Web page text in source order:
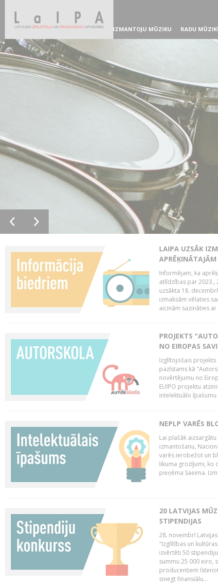
IZMANTOJU MŪZIKU RADU
LAIPA UZSĀK
Informējam, ka
atlīdzības par 2023.,
uzsākta 18.
izmaksām vēlaties
aicinām sazināties
PROJEKTS
NO EIROPAS
Izglītojošais projekts
pazīstams kā
novērtējumu no
EUIPO projektu
intelektuālo
NEPLP VARĒS
Lai plašāk
izmantošanu,
varēs ierobežot un
likuma grozījumi, ko
pieņēma Saeima.
20 LATVIJAS
STIPENDIJAS
28. novembrī
"Izglītības un
izvērtēti 50
summu 25 000 eiro,
producentiem
sniegt finansiālu...